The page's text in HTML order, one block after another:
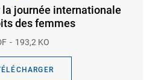
la journée internationale
des femmes
193,2 KO